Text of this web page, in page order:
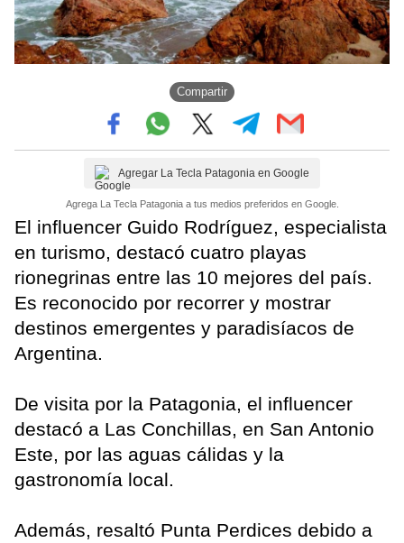
Compartir
Agregar La Tecla Patagonia en Google
Agrega La Tecla Patagonia a tus medios preferidos en Google.
El influencer Guido Rodríguez, especialista
en turismo, destacó cuatro playas
rionegrinas entre las 10 mejores del país.
Es reconocido por recorrer y mostrar
destinos emergentes y paradisíacos de
Argentina.
De visita por la Patagonia, el influencer
destacó a Las Conchillas, en San Antonio
Este, por las aguas cálidas y la
gastronomía local.
Además, resaltó Punta Perdices debido a